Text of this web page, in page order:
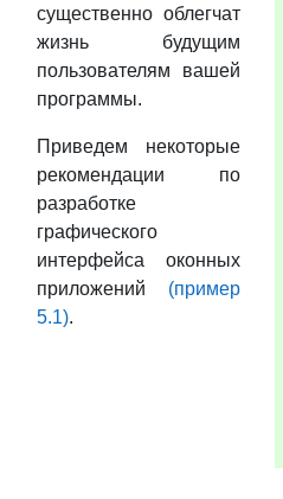
существенно облегчат
жизнь будущим
пользователям вашей
программы.
Приведем некоторые
рекомендации по
разработке
графического
интерфейса оконных
приложений (пример
5.1).